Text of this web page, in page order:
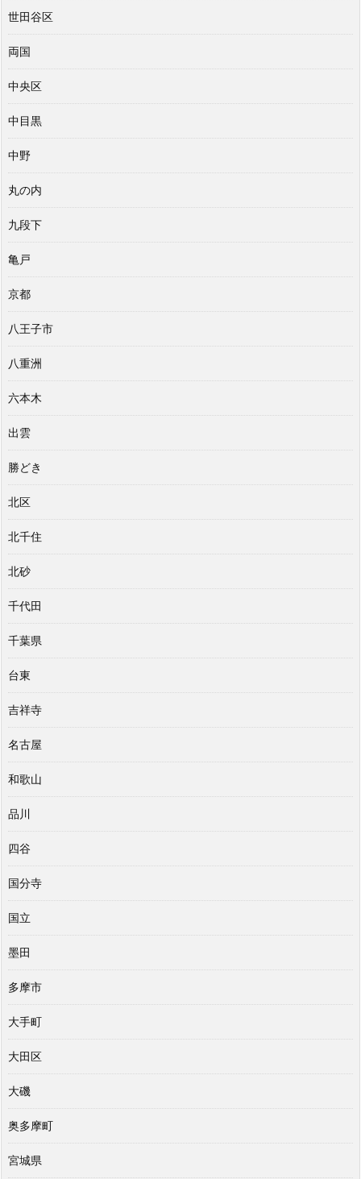
世田谷区
両国
中央区
中目黒
中野
丸の内
九段下
亀戸
京都
八王子市
八重洲
六本木
出雲
勝どき
北区
北千住
北砂
千代田
千葉県
台東
吉祥寺
名古屋
和歌山
品川
四谷
国分寺
国立
墨田
多摩市
大手町
大田区
大磯
奥多摩町
宮城県